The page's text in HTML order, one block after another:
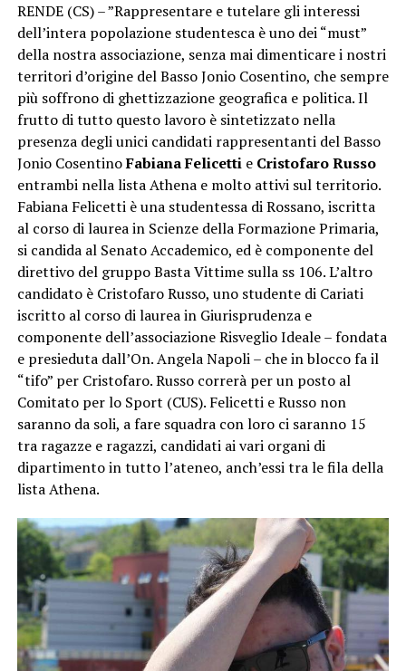
RENDE (CS) – ”Rappresentare e tutelare gli interessi
dell’intera popolazione studentesca è uno dei “must”
della nostra associazione, senza mai dimenticare i nostri
territori d’origine del Basso Jonio Cosentino, che sempre
più soffrono di ghettizzazione geografica e politica. Il
frutto di tutto questo lavoro è sintetizzato nella
presenza degli unici candidati rappresentanti del Basso
Jonio CosentinoFabiana Felicettie Cristofaro Russo
entrambi nella lista Athena e molto attivi sul territorio.
Fabiana Felicetti è una studentessa di Rossano, iscritta
al corso di laurea in Scienze della Formazione Primaria,
si candida al Senato Accademico, ed è componente del
direttivo del gruppo Basta Vittime sulla ss 106. L’altro
candidato è Cristofaro Russo, uno studente di Cariati
iscritto al corso di laurea in Giurisprudenza e
componente dell’associazione Risveglio Ideale – fondata
e presieduta dall’On. Angela Napoli – che in blocco fa il
“tifo” per Cristofaro. Russo correrà per un posto al
Comitato per lo Sport (CUS). Felicetti e Russo non
saranno da soli, a fare squadra con loro ci saranno 15
tra ragazze e ragazzi, candidati ai vari organi di
dipartimento in tutto l’ateneo, anch’essi tra le fila della
lista Athena.